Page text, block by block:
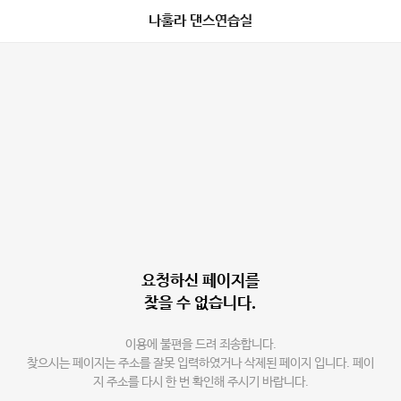
나훌라 댄스연습실
요청하신 페이지를
찾을 수 없습니다.
이용에 불편을 드려 죄송합니다.
찾으시는 페이지는 주소를 잘못 입력하였거나 삭제된 페이지 입니다. 페이
지 주소를 다시 한 번 확인해 주시기 바랍니다.